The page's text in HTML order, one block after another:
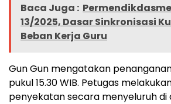
Baca Juga :
13/2025, Dasar Sinkronisasi
Beban Kerja Guru
Gun Gun mengatakan
pukul 15.30 WIB. Petugas
penyekatan secara menyeluruh